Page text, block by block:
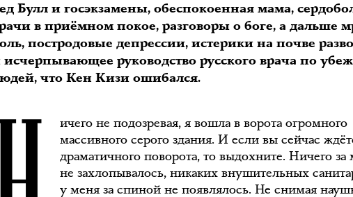
Булл и госэкзамены, обеспокоенная мама,
в приёмном покое, разговоры о боге, а дальше
постродовые депрессии, истерики на почве
исчерпывающее руководство русского врача по
что Кен Кизи ошибался.
ичего не подозревая, я вошла в ворота огромного
массивного серого здания. И если вы сейчас
драматичного поворота, то выдохните. Ничего
не захлопывалось, никаких внушительных
у меня за спиной не появлялось. Не снимая